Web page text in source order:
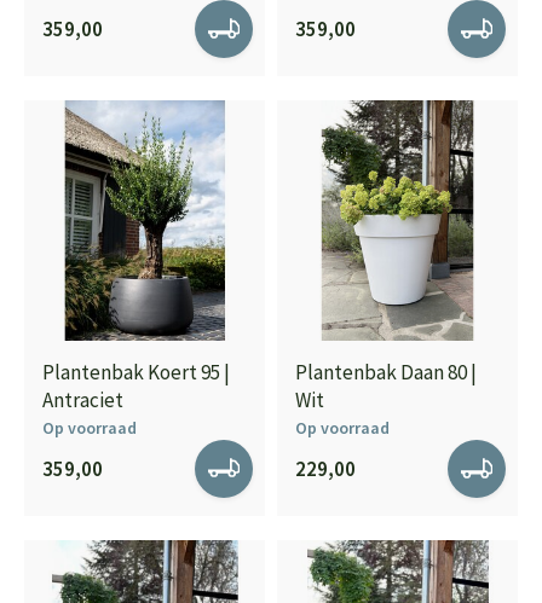
359,00 359,00
Plantenbak Koert 95 |
Antraciet
Op voorraad
359,00
Plantenbak Daan 80 |
Wit
Op voorraad
229,00